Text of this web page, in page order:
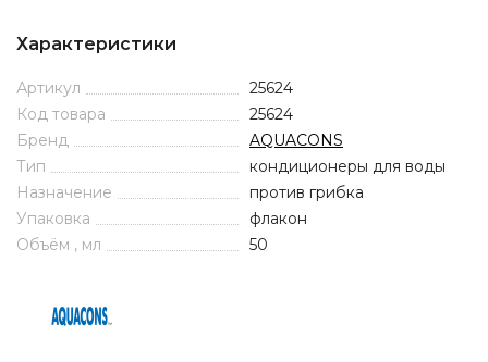
Характеристики
Артикул
25624
Код товара
25624
Бренд
AQUACONS
Тип
кондиционеры для воды
Назначение
против грибка
Упаковка
флакон
Объём , мл
50